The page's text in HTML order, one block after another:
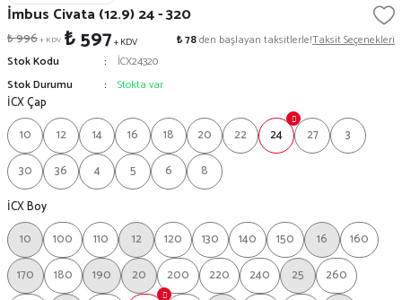
İmbus Civata (12.9) 24 - 320
₺ 996+ KDV ₺ 597+ KDV ₺ 78den başlayan taksitlerle!Taksit Seçenekleri
Stok Kodu
İCX24320
Stok Durumu
Stokta var
İCX Çap
10
12 14 16 18 20 22 24 27
3
30
36 4 5 6
8
İCX Boy
10
100 110 12 120 130 140 150 16
160
170
180 190 20 200 220 240 25
260